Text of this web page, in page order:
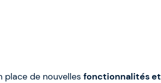
de nouvelles fonctionnalités et